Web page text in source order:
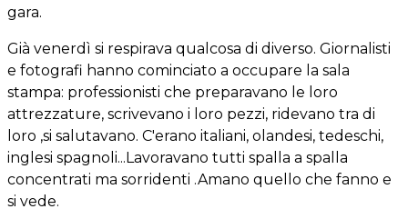
gara.
Già venerdì si respirava qualcosa di diverso. Giornalisti
e fotografi hanno cominciato a occupare la sala
stampa: professionisti che preparavano le loro
attrezzature, scrivevano i loro pezzi, ridevano tra di
loro ,si salutavano. C'erano italiani, olandesi, tedeschi,
inglesi spagnoli...Lavoravano tutti spalla a spalla
concentrati ma sorridenti .Amano quello che fanno e
si vede.